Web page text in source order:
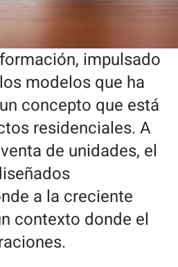
impulsado
modelos que ha
concepto que está
residenciales. A
de unidades, el
a la creciente
contexto donde el